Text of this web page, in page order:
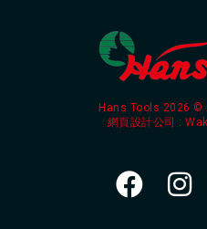
Hans Tools 2026
網頁設計公司 :